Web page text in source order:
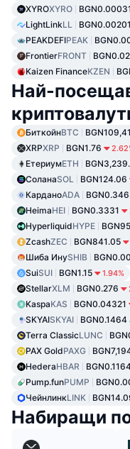
XYROXYRO
LightLinkLL
PEAKDEFIPEAK
FrontierFRONT
Kaizen FinanceKZEN
Най-
БиткойнBTC
XRPXRP BGN1.76
ЕтериумETH
СоланаSOL BGN124.06
КарданоADA
HeimaHEI BGN0.3331
HyperliquidHYPE
ZcashZEC BGN841.05
Шиба ИнуSHIB
SuiSUI BGN1.15 1.94%
StellarXLM BGN0.276
KaspaKAS BGN0.04321
SKYAISKYAI BGN0.1464
Terra ClassicLUNC
PAX GoldPAXG
HederaHBAR
Pump.funPUMP
ЧейнлинкLINK
Набиращи